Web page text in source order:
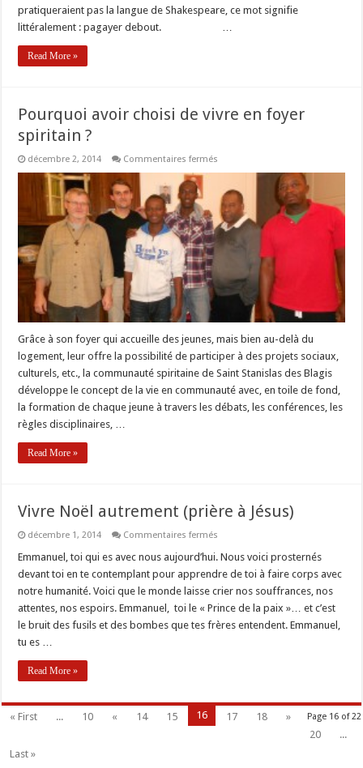
pratiqueraient pas la langue de Shakespeare, ce mot signifie
littéralement : pagayer debout. …
Read More »
Pourquoi avoir choisi de vivre en foyer
spiritain ?
décembre 2, 2014 Commentaires fermés
choisi
de
vivre
en
foyer
spiritain
Grâce à son foyer qui accueille des jeunes, mais bien au-delà du
logement, leur offre la possibilité de participer à des projets sociaux,
culturels, etc., la communauté spiritaine de Saint Stanislas des Blagis
développe le concept de la vie en communauté avec, en toile de fond,
la formation de chaque jeune à travers les débats, les conférences, les
règles disciplinaires, …
Read More »
Vivre Noël autrement (prière à Jésus)
décembre 1, 2014 Commentaires fermés
Noël
(prière
à
Jésus)
Emmanuel, toi qui es avec nous aujourd’hui. Nous voici prosternés
devant toi en te contemplant pour apprendre de toi à faire corps avec
notre humanité. Voici que le monde laisse crier nos souffrances, nos
attentes, nos espoirs. Emmanuel, toi le « Prince de la paix »… et c’est
le bruit des fusils et des bombes que tes frères entendent. Emmanuel,
tu es …
Read More »
Page 16 of 22
« First ... 10 « 14 15 16 17 18
»
20
...
Last »